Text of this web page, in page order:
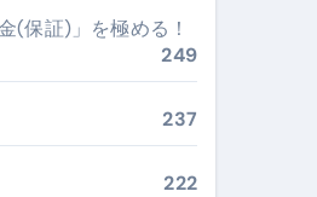
(保証)」を極める！
249
237
222